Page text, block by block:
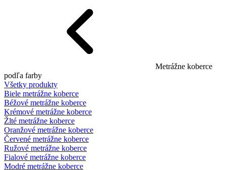
Metrážne koberce
podľa farby
Všetky produkty
Biele metrážne koberce
Béžové metrážne koberce
Krémové metrážne koberce
Žlté metrážne koberce
Oranžové metrážne koberce
Červené metrážne koberce
Ružové metrážne koberce
Fialové metrážne koberce
Modré metrážne koberce